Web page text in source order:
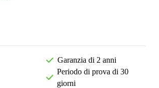
Garanzia di 2 anni
Periodo di prova di 30
giorni